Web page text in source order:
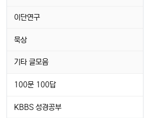
이단연구
묵상
기타 글모음
100문 100답
KBBS 성경공부